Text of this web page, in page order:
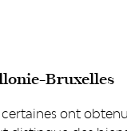
Bruxelles
ont